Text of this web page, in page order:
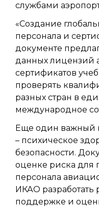
службами
«Создание
персонала и
документе
данных лицензий
сертификатов
проверять
разных стран в
международное
Еще один важный
– психическое
безопасности.
оценке риска для
персонала
ИКАО
поддержке и